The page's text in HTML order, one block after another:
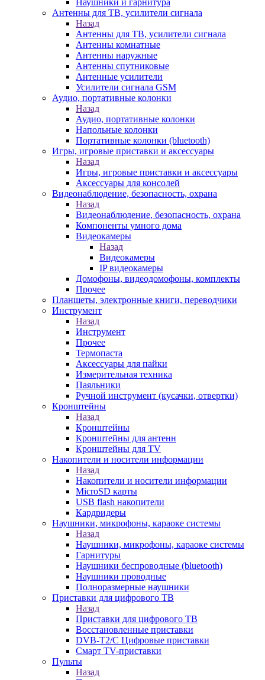
Наушники и гарнитура
Антенны для ТВ, усилители сигнала
Назад
Антенны для ТВ, усилители сигнала
Антенны комнатные
Антенны наружные
Антенны спутниковые
Антенные усилители
Усилители сигнала GSM
Аудио, портативные колонки
Назад
Аудио, портативные колонки
Напольные колонки
Портативные колонки (bluetooth)
Игры, игровые приставки и аксессуары
Назад
Игры, игровые приставки и аксессуары
Аксессуары для консолей
Видеонаблюдение, безопасность, охрана
Назад
Видеонаблюдение, безопасность, охрана
Компоненты умного дома
Видеокамеры
Назад
Видеокамеры
IP видеокамеры
Домофоны, видеодомофоны, комплекты
Прочее
Планшеты, электронные книги, переводчики
Инструмент
Назад
Инструмент
Прочее
Термопаста
Аксессуары для пайки
Измерительная техника
Паяльники
Ручной инструмент (кусачки, отвертки)
Кронштейны
Назад
Кронштейны
Кронштейны для антенн
Кронштейны для TV
Накопители и носители информации
Назад
Накопители и носители информации
MicroSD карты
USB flash накопители
Кардридеры
Наушники, микрофоны, караоке системы
Назад
Наушники, микрофоны, караоке системы
Гарнитуры
Наушники беспроводные (bluetooth)
Наушники проводные
Полноразмерные наушники
Приставки для цифрового ТВ
Назад
Приставки для цифрового ТВ
Восстановленные приставки
DVB-T2/C Цифровые приставки
Смарт ТV-приставки
Пульты
Назад